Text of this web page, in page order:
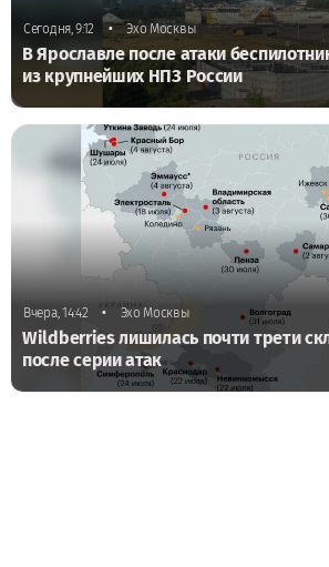
Сегодня, 9:12 • Эхо Москвы
В Ярославле после атаки
из крупнейших НПЗ России
Вчера, 14:42 • Эхо Москвы
Wildberries лишилась почти трети
после серии атак